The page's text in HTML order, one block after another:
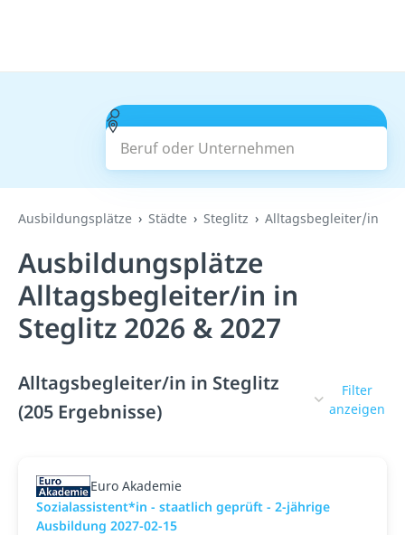
Beruf oder Unternehmen
Suchen
Ausbildungsplätze Städte Steglitz Alltagsbegleiter/in
Ausbildungsplätze
Alltagsbegleiter/in in
Steglitz 2026 & 2027
Alltagsbegleiter/in in Steglitz
(205 Ergebnisse)
Filter
anzeigen
Euro Akademie
Sozialassistent*in - staatlich geprüft - 2-jährige
Ausbildung 2027-02-15